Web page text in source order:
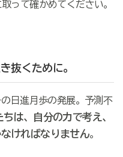
って確かめてください。
抜くために。
日進月歩の発展。予測不
ちは、自分の力で考え、
ければなりません。